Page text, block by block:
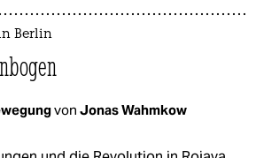
Berlin
von Jonas Wahmkow